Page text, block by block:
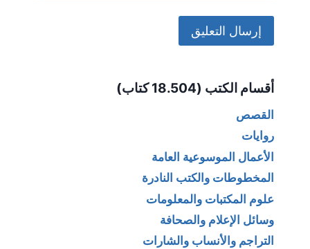
أقسام الكتب (18.504 كتاب)
القصص
روايات
الأعمال الموسوعية العامة
المخطوطات والكتب النادرة
علوم المكتبات والمعلومات
وسائل الإعلام والصحافة
التراجم والأنساب والشارات